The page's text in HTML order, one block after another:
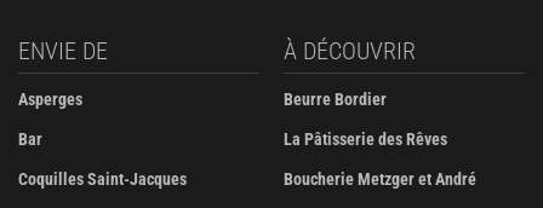
ENVIE DE
Asperges
Bar
Coquilles Saint-Jacques
À DÉCOUVRIR
Beurre Bordier
La Pâtisserie des Rêves
Boucherie Metzger et André